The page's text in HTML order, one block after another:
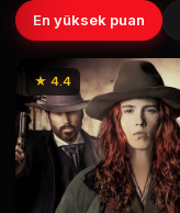
En yüksek puan
★ 4.4